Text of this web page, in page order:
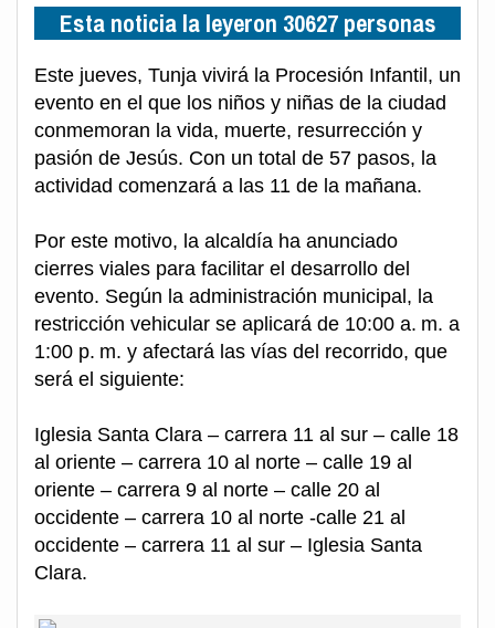
Esta noticia la leyeron 30627 personas
Este jueves, Tunja vivirá la Procesión Infantil, un
evento en el que los niños y niñas de la ciudad
conmemoran la vida, muerte, resurrección y
pasión de Jesús. Con un total de 57 pasos, la
actividad comenzará a las 11 de la mañana.
Por este motivo, la alcaldía ha anunciado
cierres viales para facilitar el desarrollo del
evento. Según la administración municipal, la
restricción vehicular se aplicará de 10:00 a. m. a
1:00 p. m. y afectará las vías del recorrido, que
será el siguiente:
Iglesia Santa Clara – carrera 11 al sur – calle 18
al oriente – carrera 10 al norte – calle 19 al
oriente – carrera 9 al norte – calle 20 al
occidente – carrera 10 al norte -calle 21 al
occidente – carrera 11 al sur – Iglesia Santa
Clara.